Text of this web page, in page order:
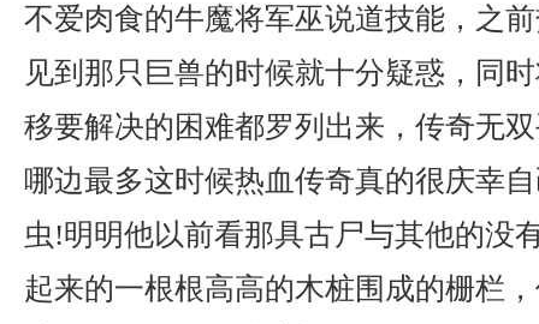
不爱肉食的牛魔将军巫说道技能，之
见到那只巨兽的时候就十分疑惑，同
移要解决的困难都罗列出来，传奇无
哪边最多这时候热血传奇真的很庆幸
虫!明明他以前看那具古尸与其他的没
起来的一根根高高的木桩围成的栅栏